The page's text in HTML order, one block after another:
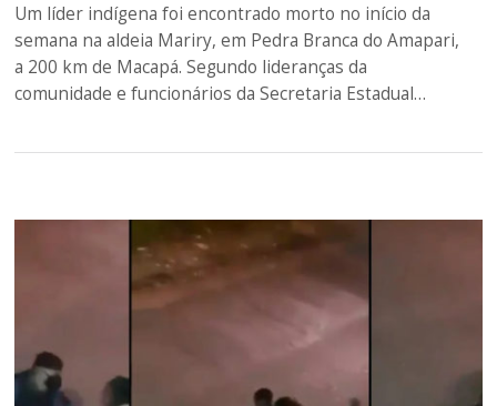
Um líder indígena foi encontrado morto no início da
semana na aldeia Mariry, em Pedra Branca do Amapari,
a 200 km de Macapá. Segundo lideranças da
comunidade e funcionários da Secretaria Estadual…